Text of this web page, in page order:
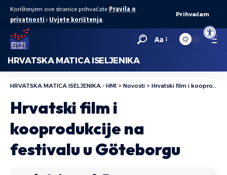
Open
Korištenjem ove stranice prihvaćate Pravila o
privatnosti i Uvjete korištenja.
Prihvaćam
Aa
HRVATSKA MATICA ISELJENIKA
HRVATSKA MATICA ISELJENIKA - HMI > Novosti > Hrvatski film i kooprodukcije na festivalu u Göteborgu
Hrvatski film i
kooprodukcije na
festivalu u Göteborgu